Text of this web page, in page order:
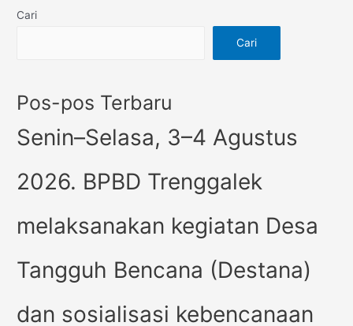
Cari
Cari
Pos-pos Terbaru
Senin–Selasa, 3–4 Agustus
2026. BPBD Trenggalek
melaksanakan kegiatan Desa
Tangguh Bencana (Destana)
dan sosialisasi kebencanaan